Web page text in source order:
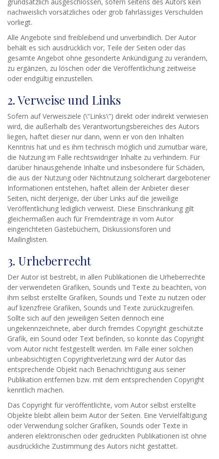
nachweislich vorsätzliches oder grob fahrlässiges Verschulden
vorliegt.
Alle Angebote sind freibleibend und unverbindlich. Der Autor
behält es sich ausdrücklich vor, Teile der Seiten oder das
gesamte Angebot ohne gesonderte Ankündigung zu verändern,
zu ergänzen, zu löschen oder die Veröffentlichung zeitweise
oder endgültig einzustellen.
2. Verweise und Links
Sofern auf Verweisziele (\“Links\“) direkt oder indirekt verwiesen
wird, die außerhalb des Verantwortungsbereiches des Autors
liegen, haftet dieser nur dann, wenn er von den Inhalten
Kenntnis hat und es ihm technisch möglich und zumutbar wäre,
die Nutzung im Falle rechtswidriger Inhalte zu verhindern. Für
darüber hinausgehende Inhalte und insbesondere für Schäden,
die aus der Nutzung oder Nichtnutzung solcherart dargebotener
Informationen entstehen, haftet allein der Anbieter dieser
Seiten, nicht derjenige, der über Links auf die jeweilige
Veröffentlichung lediglich verweist. Diese Einschränkung gilt
gleichermaßen auch für Fremdeinträge in vom Autor
eingerichteten Gästebüchern, Diskussionsforen und
Mailinglisten.
3. Urheberrecht
Der Autor ist bestrebt, in allen Publikationen die Urheberrechte
der verwendeten Grafiken, Sounds und Texte zu beachten, von
ihm selbst erstellte Grafiken, Sounds und Texte zu nutzen oder
auf lizenzfreie Grafiken, Sounds und Texte zurückzugreifen.
Sollte sich auf den jeweiligen Seiten dennoch eine
ungekennzeichnete, aber durch fremdes Copyright geschützte
Grafik, ein Sound oder Text befinden, so konnte das Copyright
vom Autor nicht festgestellt werden. Im Falle einer solchen
unbeabsichtigten Copyrightverletzung wird der Autor das
entsprechende Objekt nach Benachrichtigung aus seiner
Publikation entfernen bzw. mit dem entsprechenden Copyright
kenntlich machen.
Das Copyright für veröffentlichte, vom Autor selbst erstellte
Objekte bleibt allein beim Autor der Seiten. Eine Vervielfältigung
oder Verwendung solcher Grafiken, Sounds oder Texte in
anderen elektronischen oder gedruckten Publikationen ist ohne
ausdrückliche Zustimmung des Autors nicht gestattet.